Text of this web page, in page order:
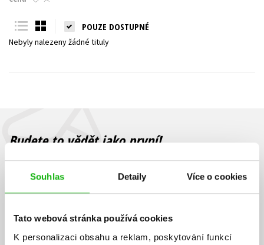
Souhlas Detaily Více o cookies
Tato webová stránka používá cookies
K personalizaci obsahu a reklam, poskytování funkcí
Young adult (SK)
Všechny tituly
POUZE DOSTUPNÉ
Nebyly nalezeny žádné tituly
Budete to vědět jako první!
Zajímá Vás, jaký knižní hit právě vychází, na jaké zboží je výhodná
sleva, jaká běží soutěž o ceny? Přihlášením k odběru našich e-
souhlasíte se zpracováním osobních údajů
mailová
adresa
mailová
adresa
Vaše e-mailová adresa Přihlásit se